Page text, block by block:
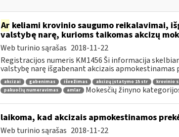
Arkeliami krovinio saugumo reikalavimai,
valstybę narę, kurioms taikomas akcizų
Web turinio sąrašas 2018-11-22
Registracijos numeris KM1456 Ši informacija
valstybę narę išgabenant akcizais apmokestinamas
akcizai gabenimas išvežimas akcizų įstatymo 15 str krovinio
pakuočių numeravimas
amlar Mokesčių žinyno
laikoma, kad akcizais apmokestinamos
Web turinio sąrašas 2018-11-22